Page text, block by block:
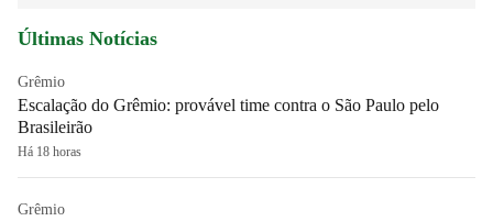
Últimas Notícias
Grêmio
Escalação do Grêmio: provável time contra o São Paulo pelo
Brasileirão
Há 18 horas
Grêmio